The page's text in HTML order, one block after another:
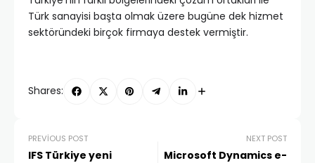
Türk sanayisi başta olmak üzere bugüne dek hizmet
sektöründeki birçok firmaya destek vermiştir.
Shares:
PREVIOUS POST
IFS Türkiye yeni
NEXT POST
Microsoft Dynamics e-